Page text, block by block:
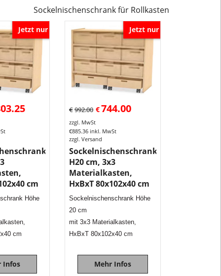
Sockelnischenschrank für Rollkasten
Jetzt nur
cm
Höhe
cm
Infos
Jetzt nur
€992.00 €744.00
zzgl. MwSt
€885.36 inkl. MwSt
zzgl. Versand
Sockelnischenschrank
H20 cm, 3x3
Materialkasten,
HxBxT 80x102x40 cm
Sockelnischenschrank Höhe
20 cm
mit 3x3 Materialkasten,
HxBxT 80x102x40 cm
Mehr Infos